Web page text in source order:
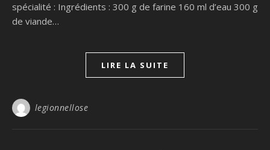
spécialité : Ingrédients : 300 g de farine 160 ml d’eau 300 g
de viande…
LIRE LA SUITE
legionnellose